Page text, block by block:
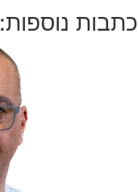
כתבות נוספות: